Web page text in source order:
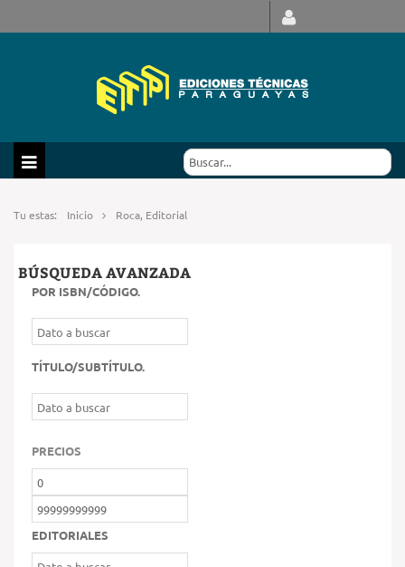
Tu estas: Inicio Roca, Editorial
BÚSQUEDA AVANZADA
POR ISBN/CÓDIGO.
TÍTULO/SUBTÍTULO.
PRECIOS
EDITORIALES